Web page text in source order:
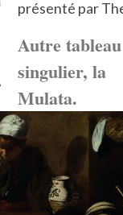
À PARIS.
MES
SUR
présenté par
Autre tableau
singulier, la
Mulata.